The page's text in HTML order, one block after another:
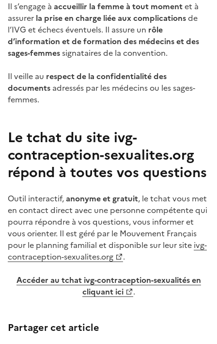
Il s’engage à accueillir la femme à tout momentet à
assurer la prise en charge liée aux complicationsde
l’IVG et échecs éventuels. Il assure un rôle
d’information et de formation des médecins et des
sages-femmessignataires de la convention.
Il veille au respect de la confidentialité des
documents adressés par les médecins ou les sages-
femmes.
Le tchat du site ivg-
contraception-sexualites.org
répond à toutes vos questions
Outil interactif,anonyme et gratuit, le tchat vous met
en contact direct avec une personne compétente qui
pourra répondre à vos questions, vous informer et
vous orienter. Il est géré par le Mouvement Français
pour le planning familial et disponible sur leur site ivg-
contraception-sexualites.org
.
Accéder au tchat ivg-contraception-sexualités en
cliquant ici
.
Partager cet article